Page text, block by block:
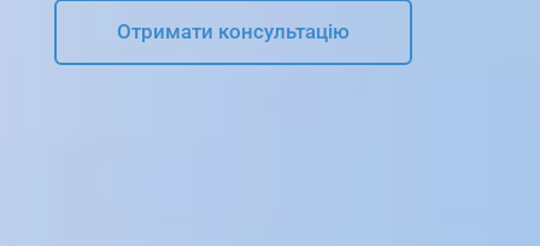
Отримати консультацію